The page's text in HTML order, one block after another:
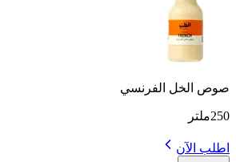
صوص الخل الفرنسي
250ملتر
اطلب الآن